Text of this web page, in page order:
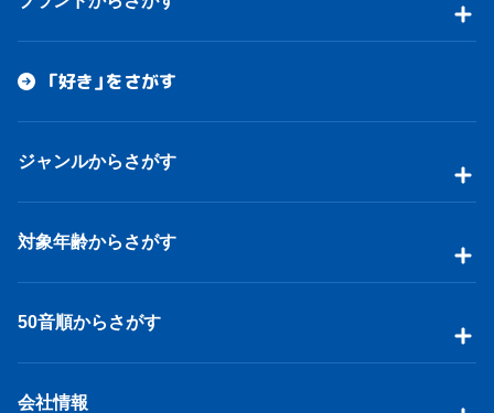
「好き」をさがす
ジャンルからさがす
対象年齢からさがす
50音順からさがす
会社情報